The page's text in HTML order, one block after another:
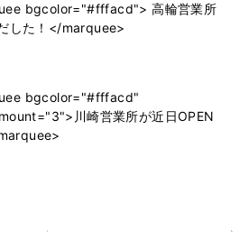
bgcolor="#fffacd"> 高輪営業所
した！</marquee>
bgcolor="#fffacd"
川崎営業所が近日OPEN